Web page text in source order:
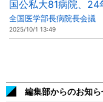
国公私大81病院、24
全国医学部長病院長会議
2025/10/1 13:49
編集部からのお知ら